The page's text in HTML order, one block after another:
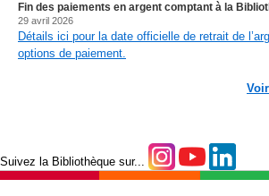
Fin des paiements en argent comptant à la
29 avril 2026
Détails ici pour la date officielle de retrait de
options de paiement.
Suivez la Bibliothèque sur...